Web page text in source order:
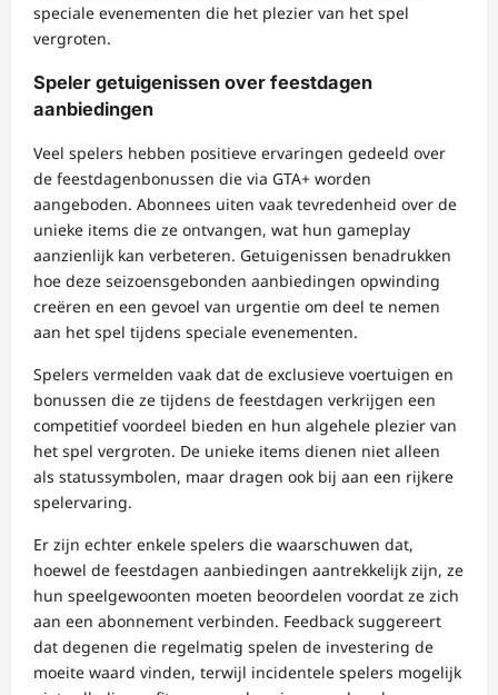
speciale evenementen die het plezier van het spel
vergroten.
Speler getuigenissen over feestdagen
aanbiedingen
Veel spelers hebben positieve ervaringen gedeeld over
de feestdagenbonussen die via GTA+ worden
aangeboden. Abonnees uiten vaak tevredenheid over de
unieke items die ze ontvangen, wat hun gameplay
aanzienlijk kan verbeteren. Getuigenissen benadrukken
hoe deze seizoensgebonden aanbiedingen opwinding
creëren en een gevoel van urgentie om deel te nemen
aan het spel tijdens speciale evenementen.
Spelers vermelden vaak dat de exclusieve voertuigen en
bonussen die ze tijdens de feestdagen verkrijgen een
competitief voordeel bieden en hun algehele plezier van
het spel vergroten. De unieke items dienen niet alleen
als statussymbolen, maar dragen ook bij aan een rijkere
spelervaring.
Er zijn echter enkele spelers die waarschuwen dat,
hoewel de feestdagen aanbiedingen aantrekkelijk zijn, ze
hun speelgewoonten moeten beoordelen voordat ze zich
aan een abonnement verbinden. Feedback suggereert
dat degenen die regelmatig spelen de investering de
moeite waard vinden, terwijl incidentele spelers mogelijk